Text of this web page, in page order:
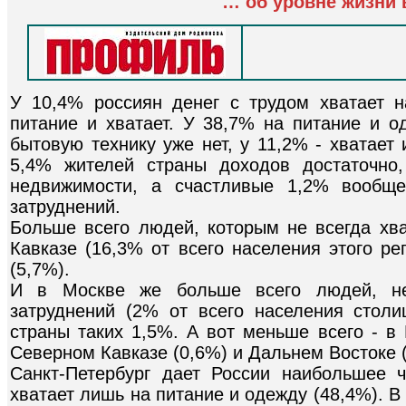
У 10,4% россиян денег с трудом хватает
питание и хватает. У 38,7% на питание и
бытовую технику уже нет, у 11,2% -
5,4% жителей страны доходов
недвижимости, а счастливые 1,2%
затруднений.
Больше всего людей, которым не всегда
Кавказе (16,3% от всего населения этого
(5,7%).
И в Москве же больше всего людей, не
затруднений (2% от всего населения
страны таких 1,5%. А вот меньше всего - в
Северном Кавказе (0,6%) и Дальнем Востоке
Санкт-Петербург дает России наибольшее
хватает лишь на питание и одежду (48,4%). В